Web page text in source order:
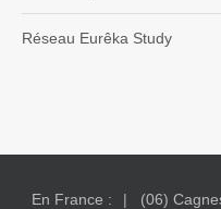
Réseau Eurêka Study
En France : (06)